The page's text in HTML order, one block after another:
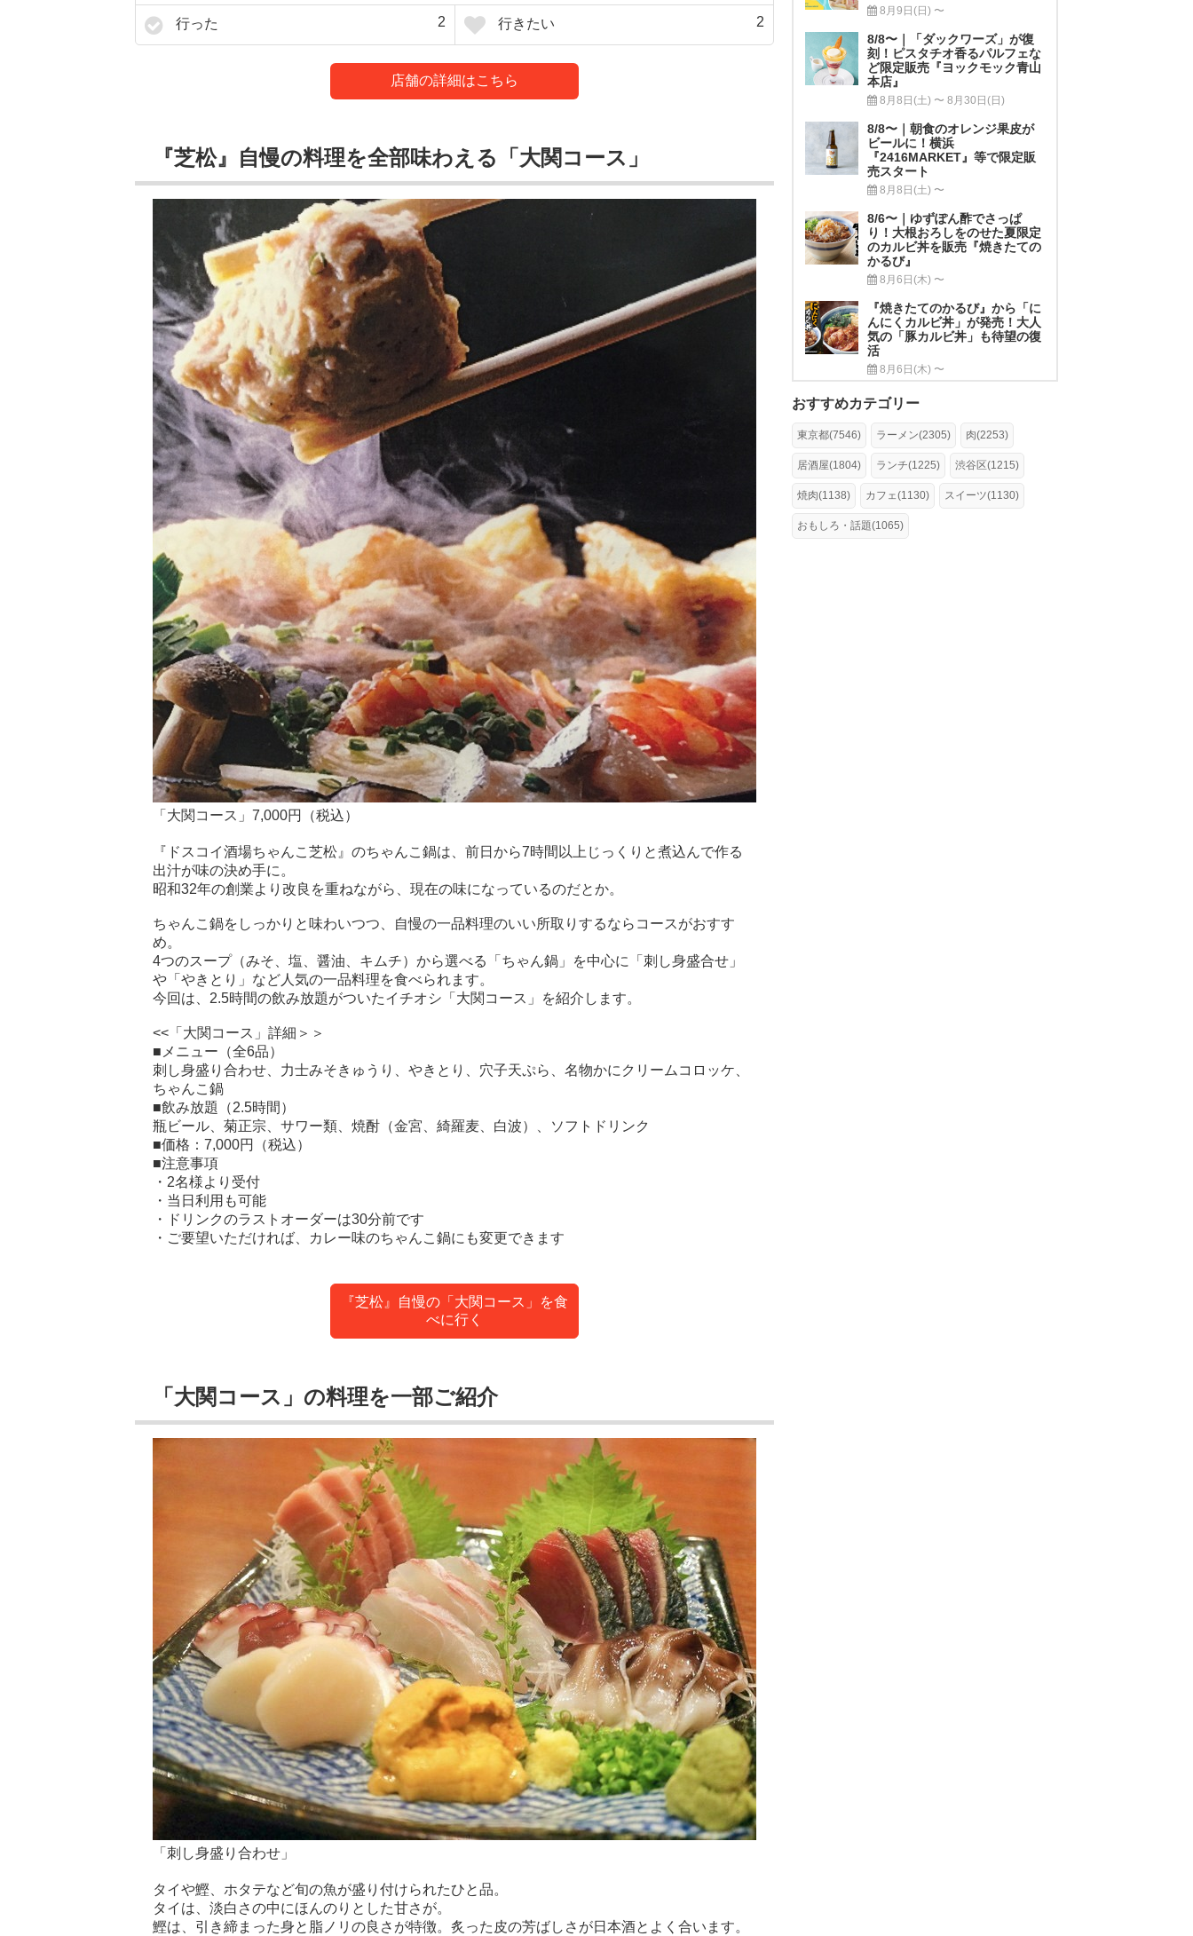
行った 2 行きたい 2
店舗の詳細はこちら
『芝松』自慢の料理を全部味わえる「大関コース」
「大関コース」7,000円（税込）
『ドスコイ酒場ちゃんこ芝松』のちゃんこ鍋は、前日から7時間以上じっくりと煮込んで作る
出汁が味の決め手に。
昭和32年の創業より改良を重ねながら、現在の味になっているのだとか。
ちゃんこ鍋をしっかりと味わいつつ、自慢の一品料理のいい所取りするならコースがおすす
め。
4つのスープ（みそ、塩、醤油、キムチ）から選べる「ちゃん鍋」を中心に「刺し身盛合せ」
や「やきとり」など人気の一品料理を食べられます。
今回は、2.5時間の飲み放題がついたイチオシ「大関コース」を紹介します。
<<「大関コース」詳細＞＞
■メニュー（全6品）
刺し身盛り合わせ、力士みそきゅうり、やきとり、穴子天ぷら、名物かにクリームコロッケ、
ちゃんこ鍋
■飲み放題（2.5時間）
瓶ビール、菊正宗、サワー類、焼酎（金宮、綺羅麦、白波）、ソフトドリンク
■価格：7,000円（税込）
■注意事項
・2名様より受付
・当日利用も可能
・ドリンクのラストオーダーは30分前です
・ご要望いただければ、カレー味のちゃんこ鍋にも変更できます
『芝松』自慢の「大関コース」を食
べに行く
「大関コース」の料理を一部ご紹介
「刺し身盛り合わせ」
タイや鰹、ホタテなど旬の魚が盛り付けられたひと品。
タイは、淡白さの中にほんのりとした甘さが。
鰹は、引き締まった身と脂ノリの良さが特徴。炙った皮の芳ばしさが日本酒とよく合います。
8月9日(日) 〜
8/8〜｜「ダックワーズ」が復
刻！ピスタチオ香るパルフェな
ど限定販売『ヨックモック青山
本店』
8月8日(土) 〜 8月30日(日)
8/8〜｜朝食のオレンジ果皮が
ビールに！横浜
『2416MARKET』等で限定販
売スタート
8月8日(土) 〜
8/6〜｜ゆずぽん酢でさっぱ
り！大根おろしをのせた夏限定
のカルビ丼を販売『焼きたての
かるび』
8月6日(木) 〜
『焼きたてのかるび』から「に
んにくカルビ丼」が発売！大人
気の「豚カルビ丼」も待望の復
活
8月6日(木) 〜
おすすめカテゴリー
東京都(7546) ラーメン(2305) 肉(2253)
居酒屋(1804) ランチ(1225) 渋谷区(1215)
焼肉(1138) カフェ(1130) スイーツ(1130)
おもしろ・話題(1065)